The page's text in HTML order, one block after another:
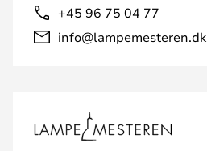
+45 96 75 04 77
info@lampemesteren.dk